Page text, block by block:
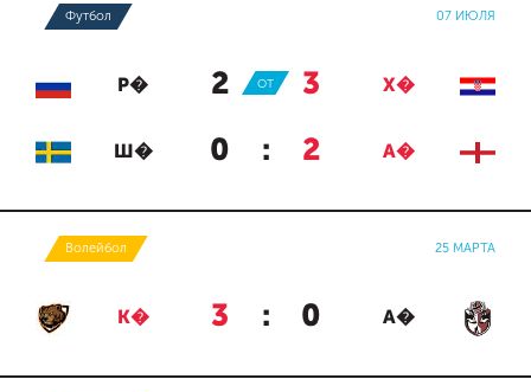
Футбол 07 ИЮЛЯ
Р� 2 : 3 Х�
ОТ
Ш� 0 : 2 А�
Волейбол 25 МАРТА
К� 3 : 0 А�